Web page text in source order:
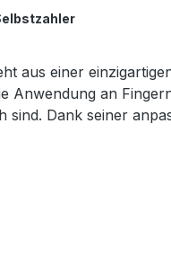
aus einer
Anwendung an
Dank seiner
mit der Wunde
schnellen